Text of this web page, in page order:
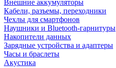
Внешние аккумуляторы
Кабели, разъемы, переходники
Чехлы для смартфонов
Наушники и Bluetooth-гарнитуры
Накопители данных
Зарядные устройства и адаптеры
Часы и браслеты
Акустика